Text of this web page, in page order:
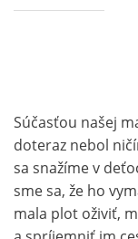
Súčasťou našej
doteraz nebol
sa snažíme v
sme sa, že ho
mala plot oživiť,